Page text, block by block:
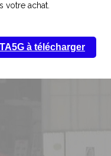
votre achat.
à télécharger